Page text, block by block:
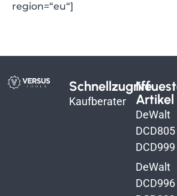
region=“eu“]
Schnellzugriff
Kaufberater
Artikel
DeWalt
DCD999
DeWalt